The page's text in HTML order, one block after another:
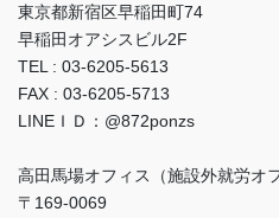
東京都新宿区早稲田町74
早稲田オアシスビル2F
TEL : 03-6205-5613
FAX : 03-6205-5713
LINEＩＤ：@872ponzs
高田馬場オフィス（施設外就労オ
〒169-0069